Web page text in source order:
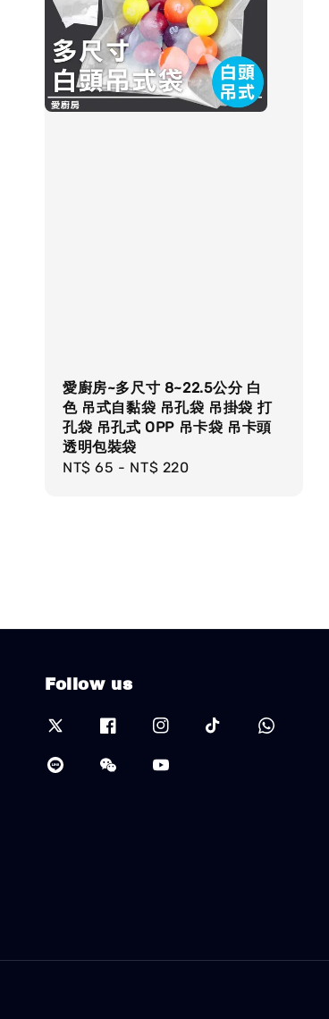
愛廚房~多尺寸 8~22.5公分 白
色 吊式自黏袋 吊孔袋 吊掛袋 打
孔袋 吊孔式 OPP 吊卡袋 吊卡頭
透明包裝袋
Regular
NT$ 65 - NT$ 220
Follow us